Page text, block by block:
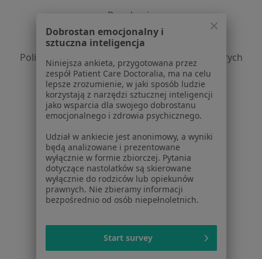
Regulamin
Polityka prywatności pacjentów
Polityka prywatności profesjonalistów
Polityka prywatności dla profesjonalistów, których
dane pozyskaliśmy samodzielnie
Polityka cookies
Jak działają wyniki wyszukiwania
Dostępność
Praca Rekrutujemy!
Partnerzy
Centrum prasowe
Kontakt
Dla pacjentów
Lekarze
Placówki medyczne
Dobrostan emocjonalny i
sztuczna inteligencja
Niniejsza ankieta, przygotowana przez
zespół Patient Care Doctoralia, ma na celu
lepsze zrozumienie, w jaki sposób ludzie
korzystają z narzędzi sztucznej inteligencji
jako wsparcia dla swojego dobrostanu
emocjonalnego i zdrowia psychicznego.
Udział w ankiecie jest anonimowy, a wyniki
będą analizowane i prezentowane
wyłącznie w formie zbiorczej. Pytania
dotyczące nastolatków są skierowane
wyłącznie do rodziców lub opiekunów
prawnych. Nie zbieramy informacji
bezpośrednio od osób niepełnoletnich.
Start survey